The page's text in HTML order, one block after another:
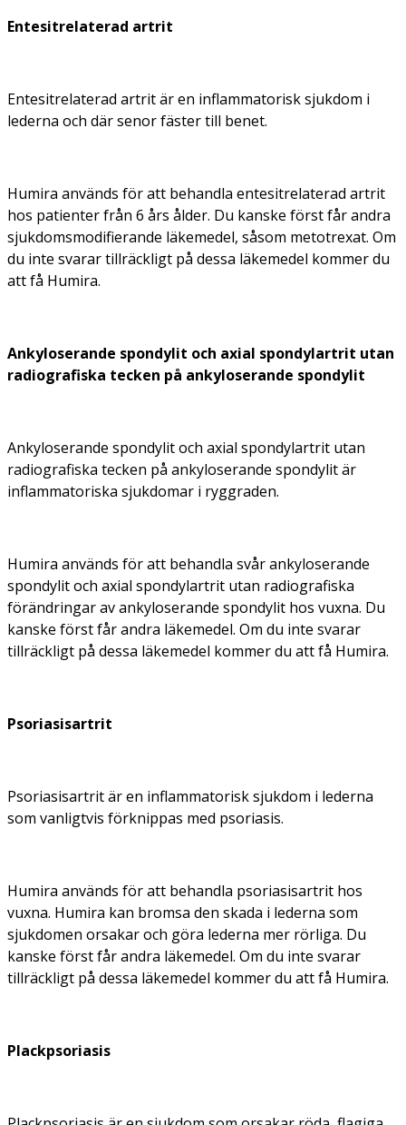
Entesitrelaterad artrit
Entesitrelaterad artrit är en inflammatorisk sjukdom i
lederna och där senor fäster till benet.
Humira används för att behandla entesitrelaterad artrit
hos patienter från 6 års ålder. Du kanske först får andra
sjukdomsmodifierande läkemedel, såsom metotrexat. Om
du inte svarar tillräckligt på dessa läkemedel kommer du
att få Humira.
Ankyloserande spondylit och axial spondylartrit utan
radiografiska tecken på ankyloserande spondylit
Ankyloserande spondylit och axial spondylartrit utan
radiografiska tecken på ankyloserande spondylit är
inflammatoriska sjukdomar i ryggraden.
Humira används för att behandla svår ankyloserande
spondylit och axial spondylartrit utan radiografiska
förändringar av ankyloserande spondylit hos vuxna. Du
kanske först får andra läkemedel. Om du inte svarar
tillräckligt på dessa läkemedel kommer du att få Humira.
Psoriasisartrit
Psoriasisartrit är en inflammatorisk sjukdom i lederna
som vanligtvis förknippas med psoriasis.
Humira används för att behandla psoriasisartrit hos
vuxna. Humira kan bromsa den skada i lederna som
sjukdomen orsakar och göra lederna mer rörliga. Du
kanske först får andra läkemedel. Om du inte svarar
tillräckligt på dessa läkemedel kommer du att få Humira.
Plackpsoriasis